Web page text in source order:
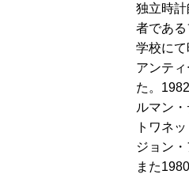
独立時
者であ
学校に
アンテ
た。
ルマン
トワネ
ジョン
また